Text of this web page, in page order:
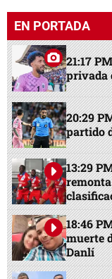
EN PORTADA
21:17
privada
20:29
partido
13:29
18:46
muerte
Danlí